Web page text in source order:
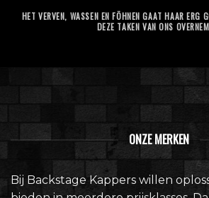
HET VERVEN, WASSEN EN FÖHNEN GAAT HAAR ERG
DEZE TAKEN VAN ONS
ONZE MERKEN
Bij Backstage Kappers willen